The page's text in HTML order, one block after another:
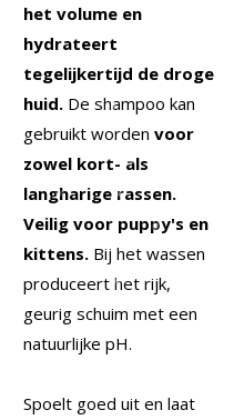
het volume en
hydrateert
tegelijkertijd de droge
huid. De shampoo kan
gebruikt worden voor
zowel kort- als
langharige rassen.
Veilig voor puppy's en
kittens. Bij het wassen
produceert het rijk,
geurig schuim met een
natuurlijke pH.
Spoelt goed uit en laat